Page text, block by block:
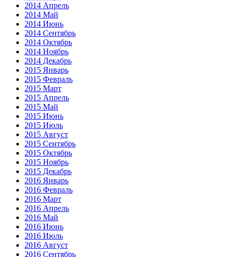
2014 Апрель
2014 Май
2014 Июнь
2014 Сентябрь
2014 Октябрь
2014 Ноябрь
2014 Декабрь
2015 Январь
2015 Февраль
2015 Март
2015 Апрель
2015 Май
2015 Июнь
2015 Июль
2015 Август
2015 Сентябрь
2015 Октябрь
2015 Ноябрь
2015 Декабрь
2016 Январь
2016 Февраль
2016 Март
2016 Апрель
2016 Май
2016 Июнь
2016 Июль
2016 Август
2016 Сентябрь